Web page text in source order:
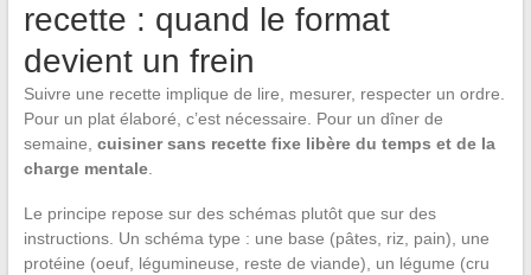
recette : quand le format
devient un frein
Suivre une recette implique de lire, mesurer, respecter un ordre.
Pour un plat élaboré, c’est nécessaire. Pour un dîner de
semaine, cuisiner sans recette fixe libère du temps et de la
charge mentale.
Le principe repose sur des schémas plutôt que sur des
instructions. Un schéma type : une base (pâtes, riz, pain), une
protéine (oeuf, légumineuse, reste de viande), un légume (cru